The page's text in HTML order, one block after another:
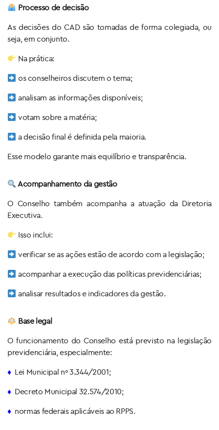
Processo de decisão
As decisões do CAD são tomadas de forma colegiada, ou
seja, em conjunto.
Na prática:
os conselheiros discutem o tema;
analisam as informações disponíveis;
votam sobre a matéria;
a decisão final é definida pela maioria.
Esse modelo garante mais equilíbrio e transparência.
Acompanhamento da gestão
O Conselho também acompanha a atuação da Diretoria
Executiva.
Isso inclui:
verificar se as ações estão de acordo com a legislação;
acompanhar a execução das políticas previdenciárias;
analisar resultados e indicadores da gestão.
Base legal
O funcionamento do Conselho está previsto na legislação
previdenciária, especialmente:
♦ Lei Municipal nº 3.344/2001;
♦ Decreto Municipal 32.574/2010;
♦ normas federais aplicáveis ao RPPS.